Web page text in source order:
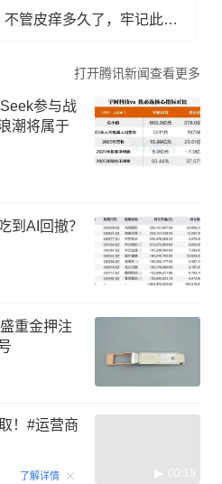
凡是皮肤瘙痒1月以上，不管皮痒多久了，牢记此法，快！准！狠！
打开腾讯新闻查看更多
参与战
潮将属于
到AI回撤？
重金押注
！#运营商
了解详情 00:15